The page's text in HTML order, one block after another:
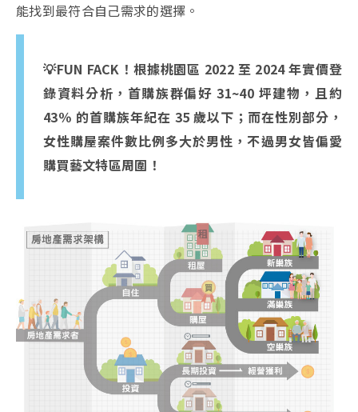
能找到最符合自己需求的選擇。
💡FUN FACK！根據桃園區 2022 至 2024年實價登
錄資料分析，首購族群偏好31~40 坪建物，且約
43％ 的首購族年紀在 35歲以下；而在性別部分，
女性購屋案件數比例多大於男性，不過男女皆偏愛
購買藝文特區周圍！